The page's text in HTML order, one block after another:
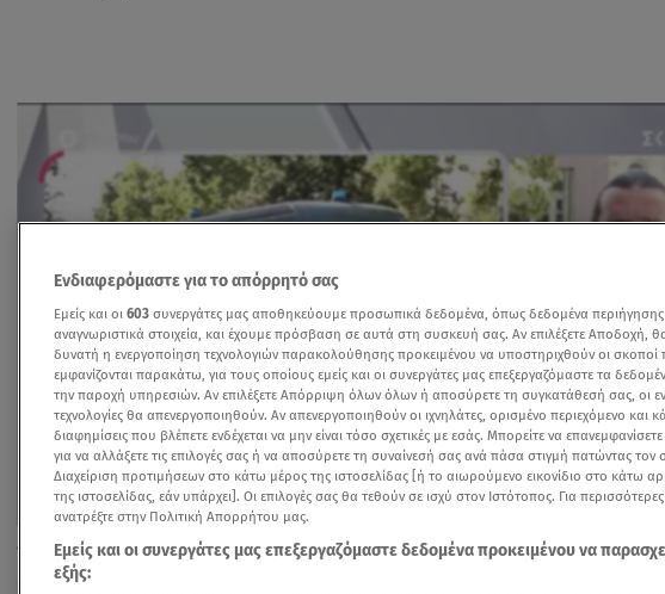
Συνεχίζεται η δίκη για τον θάνατο του μικρού Άγγελου στην Κρήτη - Τι κατέθεσε χθες η γιαγιά
Βίντεο αρχείου ΣΚΑΪ
Ενδιαφερόμαστε για το απόρρητό σας
Εμείς και οι 603 συνεργάτες μας αποθηκεύουμε προσωπικά δεδομένα, όπως δεδομένα
αναγνωριστικά στοιχεία, και έχουμε πρόσβαση σε αυτά στη συσκευή σας. Αν επιλέξετε Αποδοχή,
δυνατή η ενεργοποίηση τεχνολογιών παρακολούθησης προκειμένου να υποστηριχθούν οι σκοποί
εμφανίζονται παρακάτω, για τους οποίους εμείς και οι συνεργάτες μας επεξεργαζόμαστε τα
την παροχή υπηρεσιών. Αν επιλέξετε Απόρριψη όλων όλων ή αποσύρετε τη συγκατάθεσή σας, οι
τεχνολογίες θα απενεργοποιηθούν. Αν απενεργοποιηθούν οι ιχνηλάτες, ορισμένο περιεχόμενο και
διαφημίσεις που βλέπετε ενδέχεται να μην είναι τόσο σχετικές με εσάς. Μπορείτε να
για να αλλάξετε τις επιλογές σας ή να αποσύρετε τη συναίνεσή σας ανά πάσα στιγμή πατώντας τον
Διαχείριση προτιμήσεων στο κάτω μέρος της ιστοσελίδας [ή το αιωρούμενο εικονίδιο στο κάτω
της ιστοσελίδας, εάν υπάρχει]. Οι επιλογές σας θα τεθούν σε ισχύ στον Ιστότοπος. Για
ανατρέξτε στην Πολιτική Απορρήτου μας.
Εμείς και οι συνεργάτες μας επεξεργαζόμαστε δεδομένα προκειμένου να
εξής: